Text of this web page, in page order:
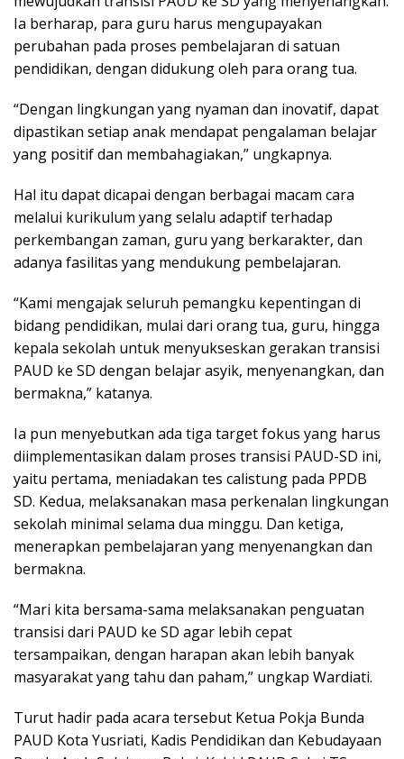
Ia berharap, para guru harus mengupayakan
perubahan pada proses pembelajaran di satuan
pendidikan, dengan didukung oleh para orang tua.
“Dengan lingkungan yang nyaman dan inovatif, dapat
dipastikan setiap anak mendapat pengalaman belajar
yang positif dan membahagiakan,” ungkapnya.
Hal itu dapat dicapai dengan berbagai macam cara
melalui kurikulum yang selalu adaptif terhadap
perkembangan zaman, guru yang berkarakter, dan
adanya fasilitas yang mendukung pembelajaran.
“Kami mengajak seluruh pemangku kepentingan di
bidang pendidikan, mulai dari orang tua, guru, hingga
kepala sekolah untuk menyukseskan gerakan transisi
PAUD ke SD dengan belajar asyik, menyenangkan, dan
bermakna,” katanya.
Ia pun menyebutkan ada tiga target fokus yang harus
diimplementasikan dalam proses transisi PAUD-SD ini,
yaitu pertama, meniadakan tes calistung pada PPDB
SD. Kedua, melaksanakan masa perkenalan lingkungan
sekolah minimal selama dua minggu. Dan ketiga,
menerapkan pembelajaran yang menyenangkan dan
bermakna.
“Mari kita bersama-sama melaksanakan penguatan
transisi dari PAUD ke SD agar lebih cepat
tersampaikan, dengan harapan akan lebih banyak
masyarakat yang tahu dan paham,” ungkap Wardiati.
Turut hadir pada acara tersebut Ketua Pokja Bunda
PAUD Kota Yusriati, Kadis Pendidikan dan Kebudayaan